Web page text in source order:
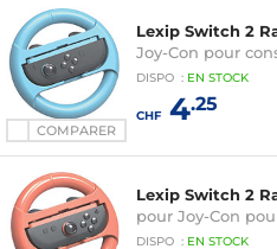
COMPARER
Lexip Switch 2
Joy-Con pour
DISPO : EN STOCK
CHF4.25
Lexip Switch 2
pour Joy-Con
DISPO : EN STOCK